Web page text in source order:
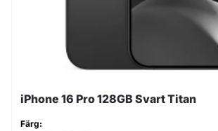
iPhone 16 Pro 128GB Svart Titan
Färg: